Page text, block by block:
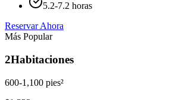
5.2-7.2 horas
Reservar Ahora
Más Popular
2Habitaciones
600-1,100 pies²